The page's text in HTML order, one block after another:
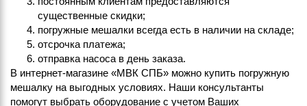
существенные скидки;
погружные мешалки всегда есть в наличии на складе;
отсрочка платежа;
отправка насоса в день заказа.
В интернет-магазине «МВК СПБ» можно купить погружную
мешалку на выгодных условиях. Наши консультанты
помогут выбрать оборудование с учетом Ваших